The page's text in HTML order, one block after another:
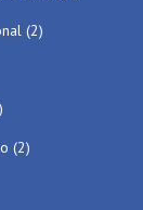
(2)
(2)